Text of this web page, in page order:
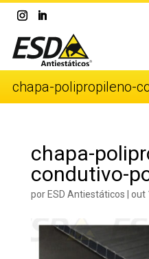
chapa-polipropileno-
chapa-
condutivo-
porESD Antiestáticos | out